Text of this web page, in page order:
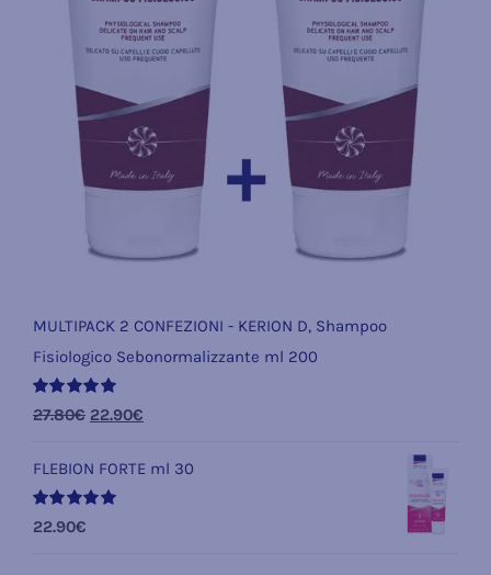
MULTIPACK 2 CONFEZIONI - KERION D, Shampoo
Fisiologico Sebonormalizzante ml 200
Valutato
27.80€ Il
originale
era:
22.90€Il
attuale
FLEBION FORTE ml 30
Valutato
22.90€